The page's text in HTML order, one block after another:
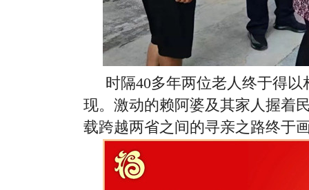
时隔40多年两位老人终于得
现。激动的赖阿婆及其家人握着
载跨越两省之间的寻亲之路终于